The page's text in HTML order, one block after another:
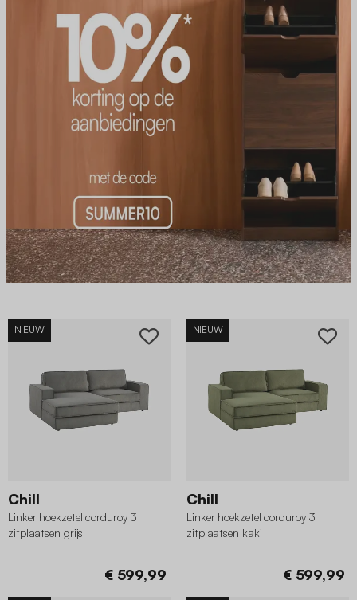
NIEUW
Chill
Linker hoekzetel corduroy 3
zitplaatsen grijs
€ 599,99
NIEUW
Chill
Linker hoekzetel corduroy 3
zitplaatsen kaki
€ 599,99